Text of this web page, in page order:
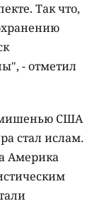
Так что,
", - отметил
мишенью США
стал ислам.
Америка